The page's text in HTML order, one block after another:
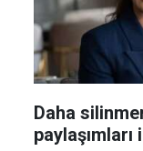
Daha
paylaşımları